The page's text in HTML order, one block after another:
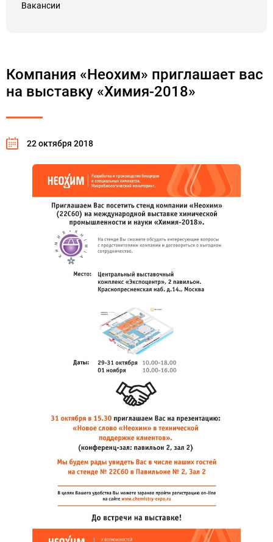
Вакансии
Компания «Неохим» приглашает вас
на выставку «Химия-2018»
22 октября 2018